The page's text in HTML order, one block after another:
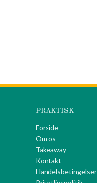
PRAKTISK
Forside
Om os
Takeaway
Kontakt
Handelsbetingelser